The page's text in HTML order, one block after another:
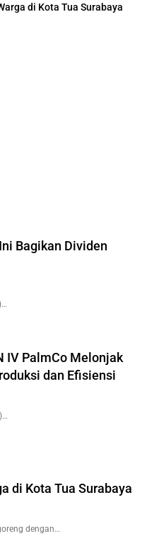
di Kota Tua Surabaya
Bagikan Dividen
IV PalmCo Melonjak
dan Efisiensi
di Kota Tua Surabaya
dengan…